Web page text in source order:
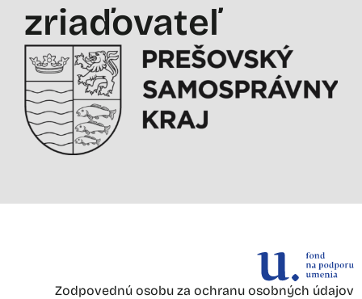
zriaďovateľ
Zodpovednú osobu za ochranu osobných údajov